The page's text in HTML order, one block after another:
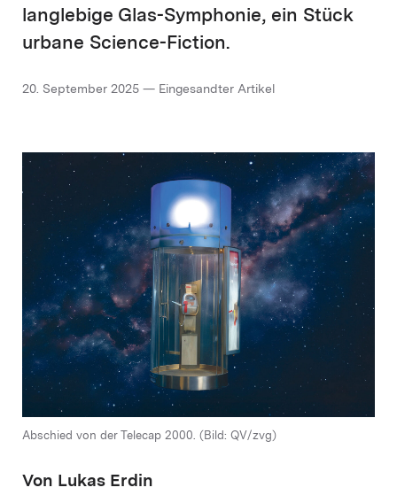
langlebige Glas-Symphonie, ein Stück
urbane Science-Fiction.
20. September 2025 — Eingesandter Artikel
Abschied von der Telecap 2000. (Bild: QV/zvg)
Von Lukas Erdin